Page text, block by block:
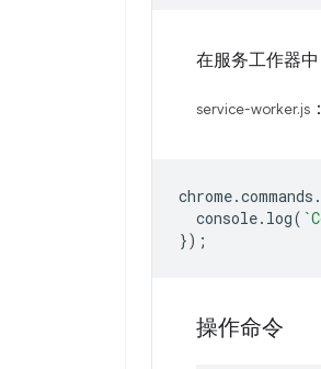
在服务工作器
service-worker.js
chrome.commands .
console. log(
});
操作命令